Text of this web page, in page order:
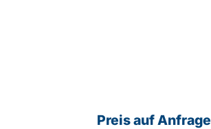
Preis auf Anfrage